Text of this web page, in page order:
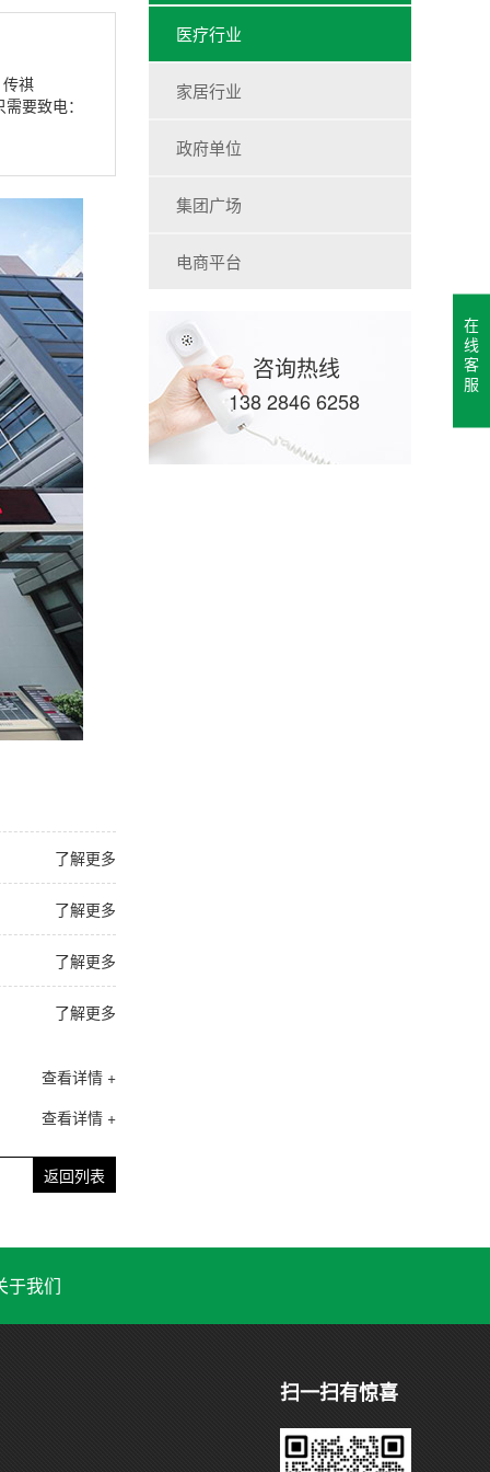
医疗行业
家居行业
政府单位
集团广场
电商平台
咨询热线
138 2846 6258
祺
要致电：
了解更多
了解更多
了解更多
了解更多
查看详情 +
查看详情 +
返回列表
于我们
扫一扫有惊喜
在
线
客
服